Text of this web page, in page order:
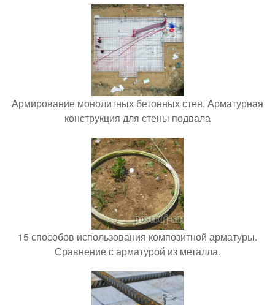
Армирование монолитных бетонных стен. Арматурная
конструкция для стены подвала
15 способов использования композитной арматуры.
Сравнение с арматурой из металла.